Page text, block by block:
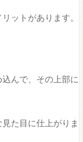
ットがあります。
んで、その上部に
た目に仕上がりま